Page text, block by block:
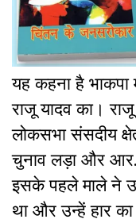
यह कहना है
राजू यादव का।
लोकसभा संसदीय
चुनाव लड़ा और
इसके पहले माले ने
था और उन्हें हार